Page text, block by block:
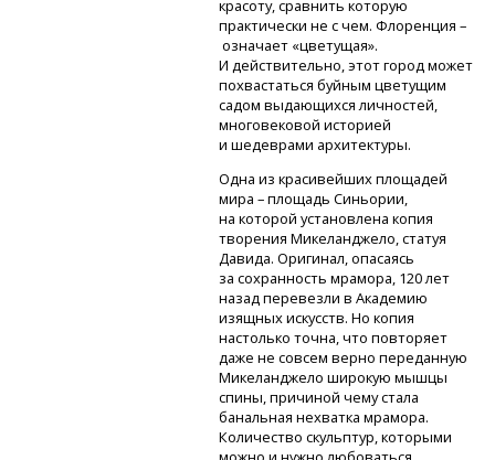
красоту, сравнить которую
практически не с чем. Флоренция –
означает «цветущая».
И действительно, этот город может
похвастаться буйным цветущим
садом выдающихся личностей,
многовековой историей
и шедеврами архитектуры.
Одна из красивейших площадей
мира – площадь Синьории,
на которой установлена копия
творения Микеланджело, статуя
Давида. Оригинал, опасаясь
за сохранность мрамора, 120 лет
назад перевезли в Академию
изящных искусств. Но копия
настолько точна, что повторяет
даже не совсем верно переданную
Микеланджело широкую мышцы
спины, причиной чему стала
банальная нехватка мрамора.
Количество скульптур, которыми